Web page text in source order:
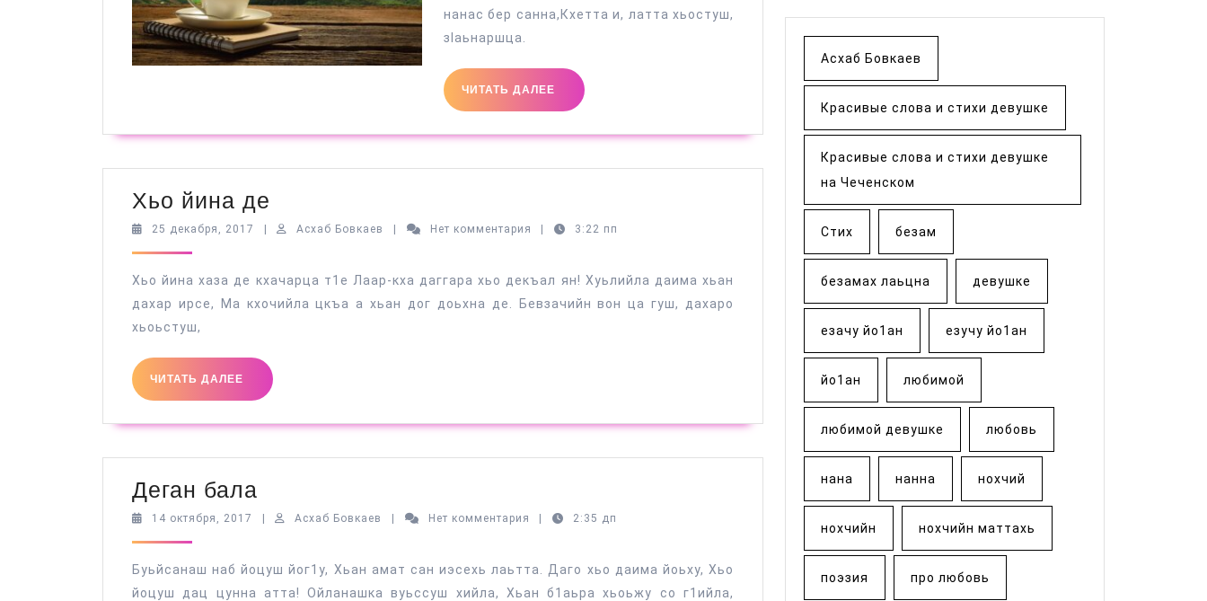
нанас бер санна,Кхетта и, латта хьостуш,
зӏаьнаршца.
ЧИТАТЬ ДАЛЕЕ
ЧИТАТЬ
ДАЛЕЕ
Хьо йина де
йина
25 декабря, 2017 25
Асхаб Бовкаев Асхаб
Нет комментария 3:22 пп
Хьо йина хаза де кхачарца т1е Лаар-кха даггара хьо декъал ян! Хуьлийла даима хьан
дахар ирсе, Ма кхочийла цкъа а хьан дог доьхна де. Бевзачийн вон ца гуш, дахаро
хьоьстуш,
ЧИТАТЬ ДАЛЕЕ
ЧИТАТЬ
ДАЛЕЕ
Деган бала
бала
14 октября, 2017 14| Асхаб Бовкаев Асхаб
| Нет комментария | 2:35 дп
Буьйсанаш наб йоцуш йог1у, Хьан амат сан иэсехь лаьтта. Даго хьо даима йоьху, Хьо
йоцуш дац цунна атта! Ойланашка вуьссуш хийла, Хьан б1аьра хьоьжу со г1ийла,
Асхаб Бовкаев
Красивые слова и стихи девушке
Красивые слова и стихи девушке
на Чеченском
Стих безам
безамах лаьцна девушке
езачу йо1ан езучу йо1ан
йо1ан любимой
любимой девушке любовь
нана нанна нохчий
нохчийн нохчийн маттахь
поэзия про любовь